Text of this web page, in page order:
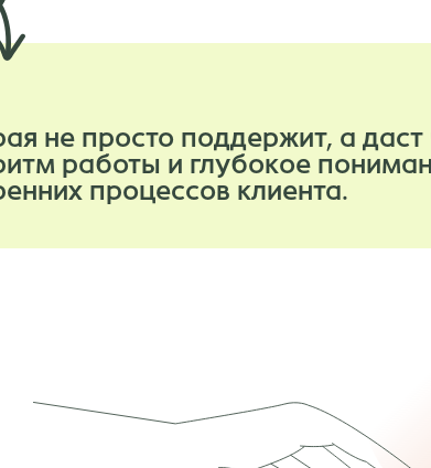
не просто поддержит, а даст
работы и глубокое
процессов клиента.